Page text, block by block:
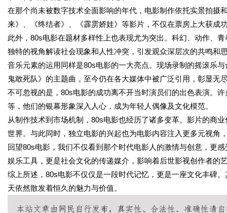
在那个尚未被数字技术全面影响的年代，电影制作依托实景拍摄
来》、《终结者》、《霹雳娇娃》等影片，不仅在票房上大获成
此外，80s电影在题材多样性上也表现尤为突出。科幻、动作、
独特的视角解读社会现象和人性冲突，引发观众深层次的共鸣和
音乐元素的运用同样是80s电影的一大亮点。现场录制的摇滚乐
鬼敢死队》的主题曲，至今仍在各大媒体中被广泛引用，彰显无
不可忽视的是，80s电影的成功离不开当时演员们的出色表演。
等，他们的银幕形象深入人心，成为年轻人偶像及文化模范。
从制作技术到市场机制，80s电影也经历了诸多变革。影片的商
世界。与此同时，独立电影的兴起也为电影内容注入更多元视角
回望80s电影，我们不仅看到那个时代电影人的激情与创意，更
娱乐工具，更是社会文化的传递媒介，影响着后世影视创作者的
综上所述，80s电影不仅仅是一段时代记忆，更是一座文化丰碑
天依然散发着恒久的魅力与价值。